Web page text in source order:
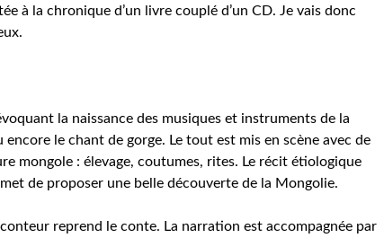
à la chronique d’un livre couplé d’un CD. Je vais donc
la naissance des musiques et instruments de la
le chant de gorge. Le tout est mis en scène avec de
mongole : élevage, coutumes, rites. Le récit étiologique
de proposer une belle découverte de la Mongolie.
conteur reprend le conte. La narration est accompagnée par